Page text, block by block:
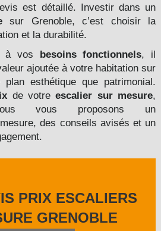
est détaillé. Investir dans un
sur Grenoble, c’est choisir la
et la durabilité.
à vos besoins fonctionnels, il
ajoutée à votre habitation sur
esthétique que patrimonial.
de votreescalier sur mesure,
vous proposons un
des conseils avisés et un
PRIX ESCALIERS
GRENOBLE